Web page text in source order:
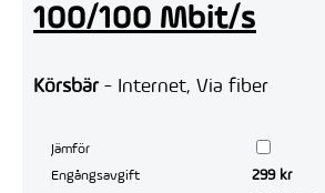
100/100 Mbit/s
Körsbär - Internet, Via fiber
Jämför
Engångsavgift
299 kr